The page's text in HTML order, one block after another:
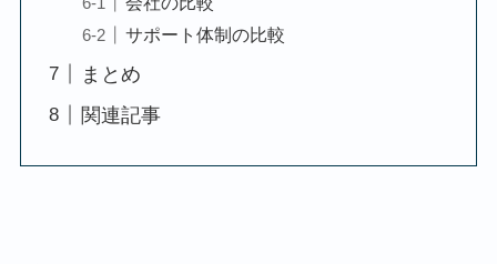
サポート体制の比較
まとめ
関連記事